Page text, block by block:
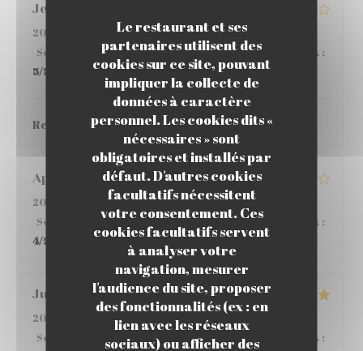
Le restaurant et ses
partenaires utilisent des
cookies sur ce site, pouvant
impliquer la collecte de
données à caractère
personnel. Les cookies dits «
nécessaires » sont
obligatoires et installés par
défaut. D'autres cookies
facultatifs nécessitent
votre consentement. Ces
cookies facultatifs servent
à analyser votre
navigation, mesurer
l'audience du site, proposer
des fonctionnalités (ex : en
lien avec les réseaux
sociaux) ou afficher des
Jean
2026-05-28
- 12:30 - Couverts 4
Service
Ambiance:4/5 Cuisine:4/5 Qualité / Prix :
5/5
Restaurant sympathique,
Aponte
2026-03-22
- 19:45 - Couverts 5
Service
Ambiance:4/5 Cuisine:5/5 Qualité / Prix :
4/5
Julie
2025-10-22
- 19:00 - Couverts 3
Service
Ambiance: Cuisine /5 Qualité / Prix :